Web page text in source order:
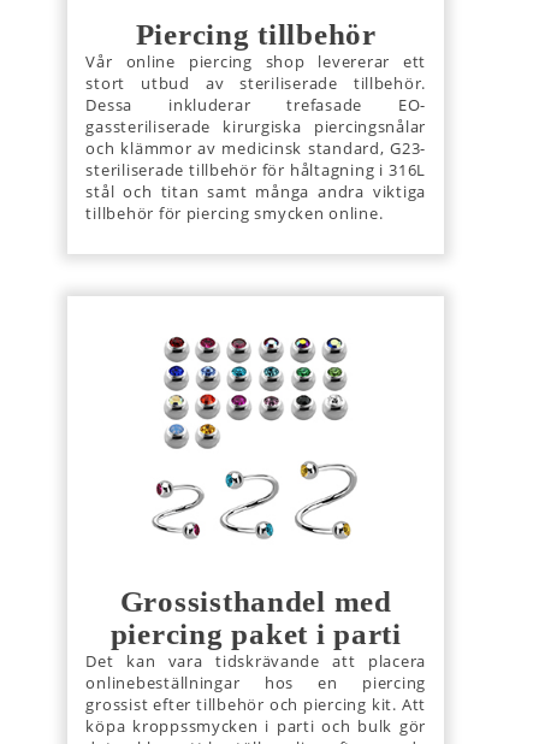
Piercing tillbehör
Vår online piercing shop levererar ett
stort utbud av steriliserade tillbehör.
Dessa inkluderar trefasade EO-
gassteriliserade kirurgiska piercingsnålar
och klämmor av medicinsk standard, G23-
steriliserade tillbehör för håltagning i 316L
stål och titan samt många andra viktiga
tillbehör för piercing smycken online.
Grossisthandel med
piercing paket i parti
Det kan vara tidskrävande att placera
onlinebeställningar hos en piercing
grossist efter tillbehör och piercing kit. Att
köpa kroppssmycken i parti och bulk gör